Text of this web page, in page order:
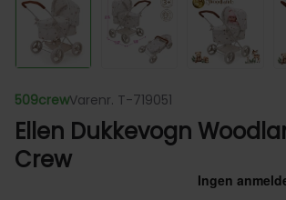
509crewVarenr. T-719051
Ellen Dukkevogn
Crew